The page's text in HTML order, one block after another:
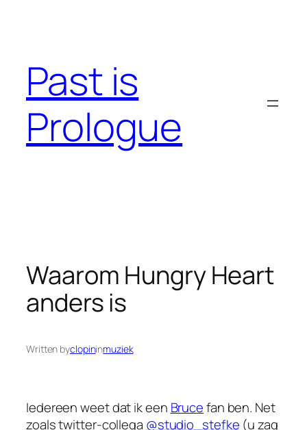
Past is
Prologue
Waarom Hungry Heart
anders is
Written byclopininmuziek
Iedereen weet dat ik een Brucefan ben. Net
zoals twitter-collega @studio_stefke (u zag